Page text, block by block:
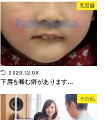
悪習癖
2020.12.08
下唇を噛む癖があります…
その他